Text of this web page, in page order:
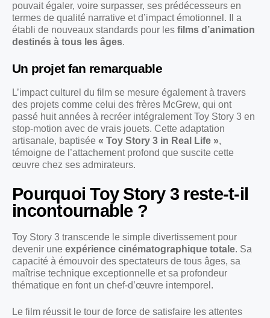
pouvait égaler, voire surpasser, ses prédécesseurs en
termes de qualité narrative et d’impact émotionnel. Il a
établi de nouveaux standards pour les films d’animation
destinés à tous les âges.
Un projet fan remarquable
L’impact culturel du film se mesure également à travers
des projets comme celui des frères McGrew, qui ont
passé huit années à recréer intégralement Toy Story 3 en
stop-motion avec de vrais jouets. Cette adaptation
artisanale, baptisée « Toy Story 3 in Real Life »,
témoigne de l’attachement profond que suscite cette
œuvre chez ses admirateurs.
Pourquoi Toy Story 3 reste-t-il
incontournable ?
Toy Story 3 transcende le simple divertissement pour
devenir une expérience cinématographique totale. Sa
capacité à émouvoir des spectateurs de tous âges, sa
maîtrise technique exceptionnelle et sa profondeur
thématique en font un chef-d’œuvre intemporel.
Le film réussit le tour de force de satisfaire les attentes